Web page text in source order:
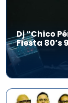
Dj “Chico
Fiesta 80’s